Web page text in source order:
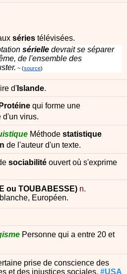
séries télévisées.
sérielle devrait se séparer
de l'ensemble des
source
d' Islande.
Protéine qui forme une
d'un virus.
Méthode statistique
de l'auteur d'un texte.
sociabilité ouvert où s'exprime
ou TOUBABESSE) n.
Européen.
Personne qui a entre 20 et
prise de conscience des
et des injustices sociales. #USA